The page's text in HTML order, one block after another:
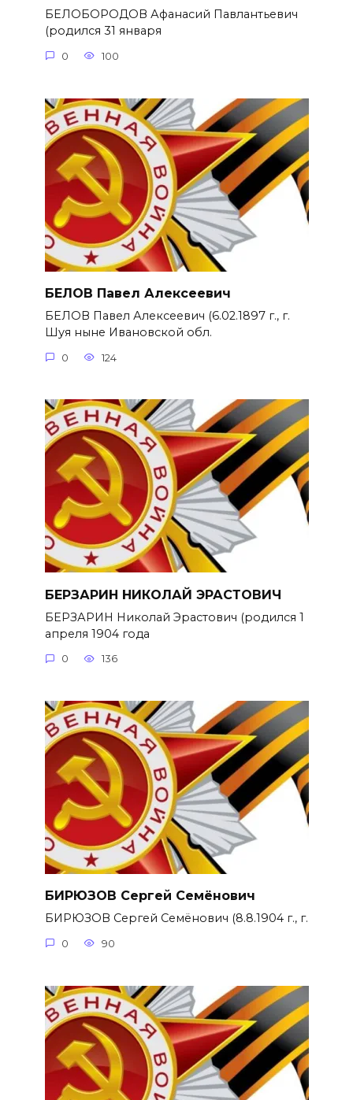
БЕЛОБОРОДОВ Афанасий Павлантьевич
(родился 31 января
0 100
БЕЛОВ Павел Алексеевич
БЕЛОВ Павел Алексеевич (6.02.1897 г., г.
Шуя ныне Ивановской обл.
0 124
БЕРЗАРИН НИКОЛАЙ ЭРАСТОВИЧ
БЕРЗАРИН Николай Эрастович (родился 1
апреля 1904 года
0 136
БИРЮЗОВ Сергей Семёнович
БИРЮЗОВ Сергей Семёнович (8.8.1904 г., г.
0 90